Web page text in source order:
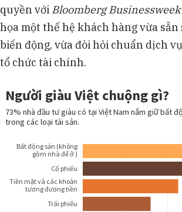
quyền với Bloomberg
họa một thế hệ khách hàng vừa
biến động, vừa đòi hỏi chuẩn dịch
tổ chức tài chính.